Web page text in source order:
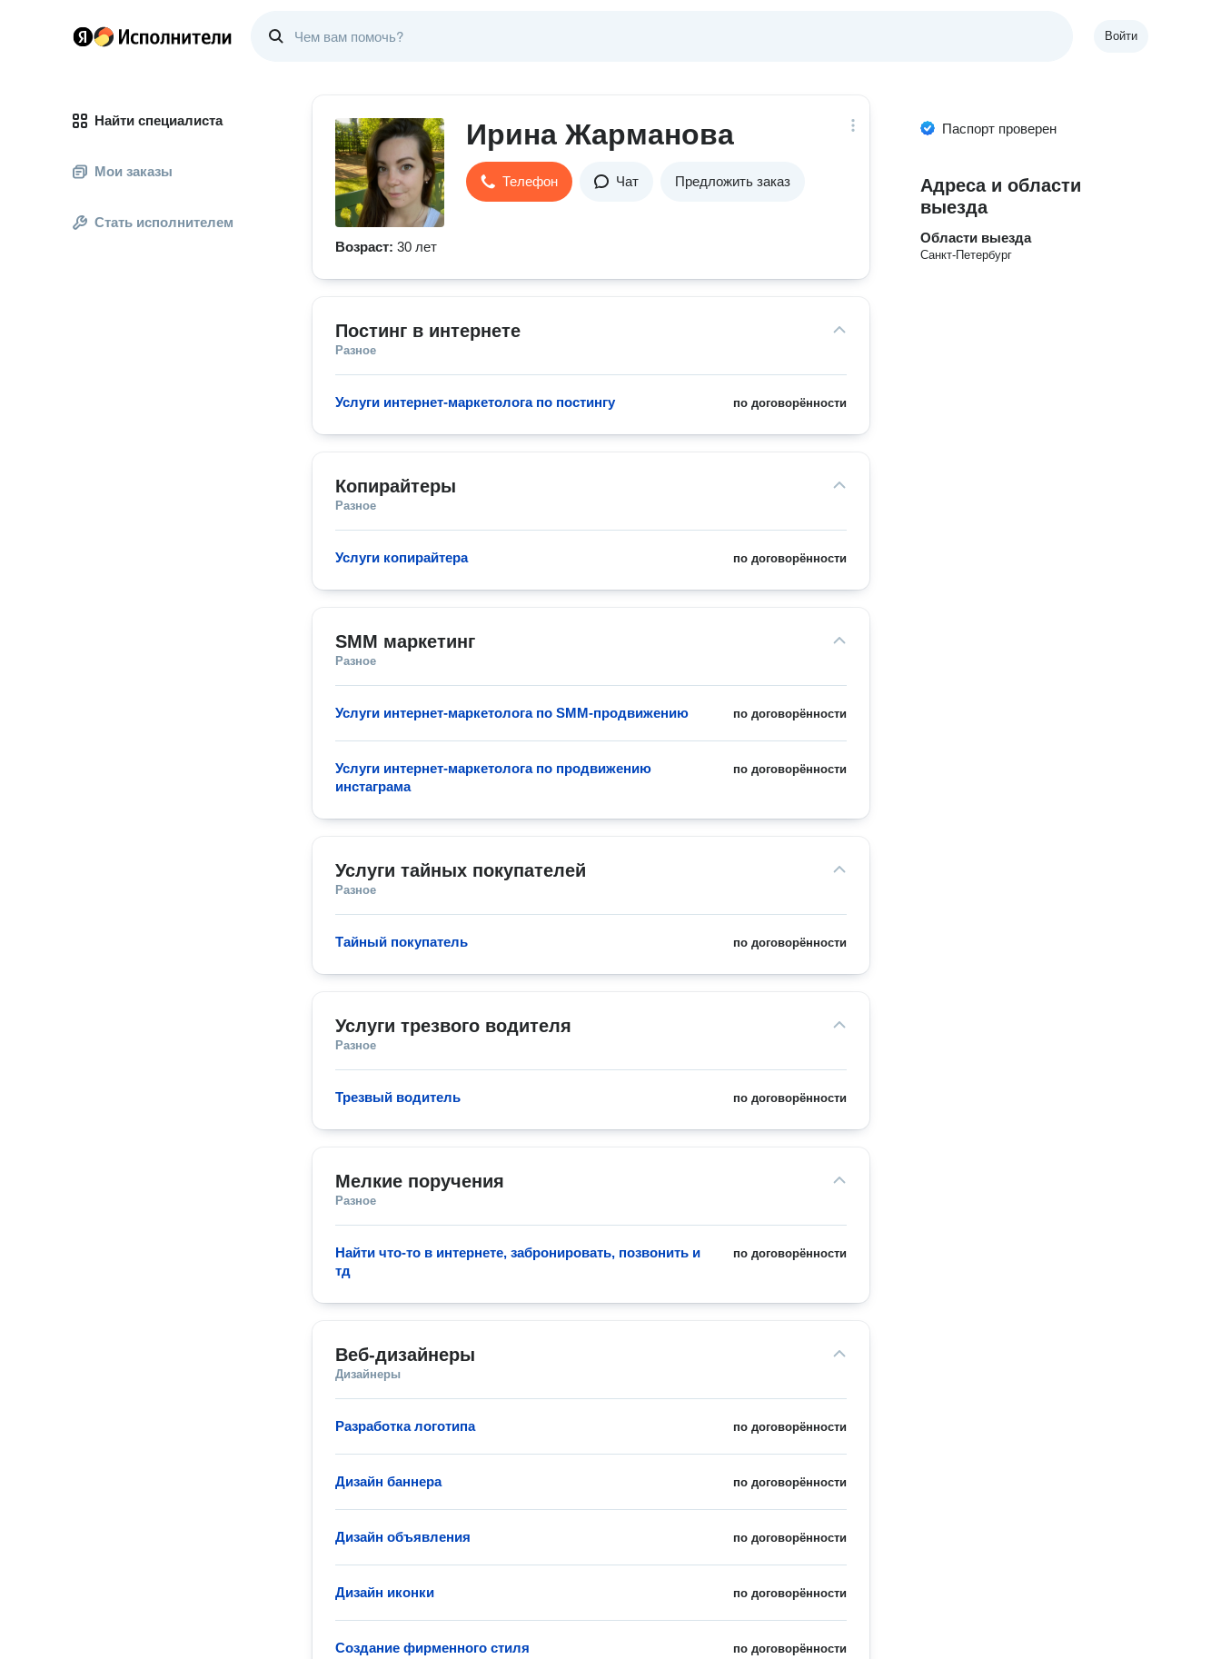
Войти
Найти специалиста
Мои заказы
Стать исполнителем
Ирина Жарманова
Телефон Чат Предложить заказ
Возраст: 30 лет
Постинг в интернете
Разное
по договорённости
Услуги интернет-маркетолога по постингу
Копирайтеры
Разное
по договорённости
Услуги копирайтера
SMM маркетинг
Разное
по договорённости
Услуги интернет-маркетолога по SMM-продвижению
по договорённости
Услуги интернет-маркетолога по продвижению
инстаграма
Услуги тайных покупателей
Разное
по договорённости
Тайный покупатель
Услуги трезвого водителя
Разное
по договорённости
Трезвый водитель
Мелкие поручения
Разное
по договорённости
Найти что-то в интернете, забронировать, позвонить и
тд
Веб-дизайнеры
Дизайнеры
по договорённости
Разработка логотипа
по договорённости
Дизайн баннера
по договорённости
Дизайн объявления
по договорённости
Дизайн иконки
по договорённости
Создание фирменного стиля
Паспорт проверен
Адреса и области
выезда
Области выезда
Санкт-Петербург